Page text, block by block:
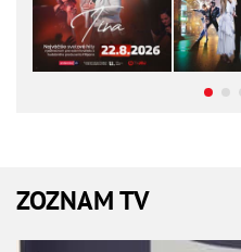
ZOZNAM TV